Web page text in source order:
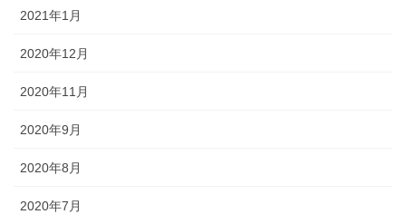
2021年1月
2020年12月
2020年11月
2020年9月
2020年8月
2020年7月